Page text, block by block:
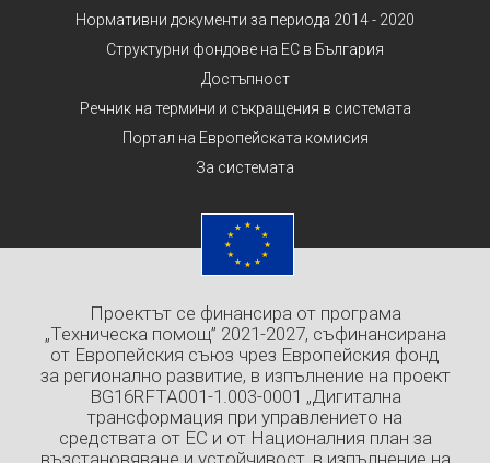
Нормативни документи за периода 2014 - 2020
Структурни фондове на ЕС в България
Достъпност
Речник на термини и съкращения в системата
Портал на Европейската комисия
За системата
Проектът се финансира от програма
„Техническа помощ” 2021-2027, съфинансирана
от Европейския съюз чрез Европейския фонд
за регионално развитие, в изпълнение на проект
BG16RFTA001-1.003-0001 „Дигитална
трансформация при управлението на
средствата от ЕС и от Националния план за
възстановяване и устойчивост, в изпълнение на